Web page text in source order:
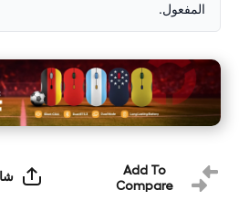
المفعول.
Add To
Compare